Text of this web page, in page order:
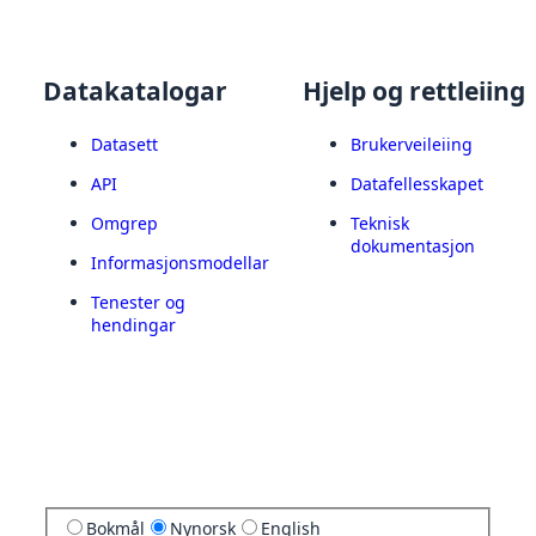
Datakatalogar
Datasett
API
Omgrep
Informasjonsmodellar
Tenester og
hendingar
Hjelp og rettleiing
Brukerveileiing
Datafellesskapet
Teknisk
dokumentasjon
Bokmål Nynorsk English